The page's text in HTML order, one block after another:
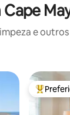
e
Entre os